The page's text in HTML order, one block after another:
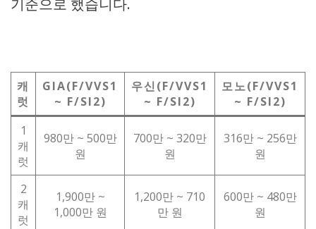
기준으로 했습니다.
캐
럿
GIA(F/VVS1
~ F/SI2)
우신(F/VVS1
~ F/SI2)
모노(F/VVS1
~ F/SI2)
1
캐
럿
980만 ~ 500만
원
700만 ~ 320만
원
316만 ~ 256만
원
2
캐
럿
1,900만 ~
1,000만 원
1,200만 ~ 710
만 원
600만 ~ 480만
원